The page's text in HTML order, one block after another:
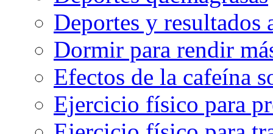
Deportes y resultados
Dormir para rendir
Efectos de la cafeína
Ejercicio físico para